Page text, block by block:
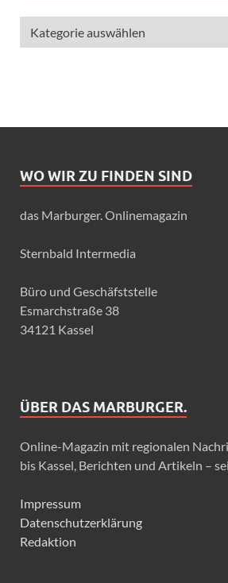
WO WIR ZU FINDEN SIND
das Marburger. Onlinemagazin
Sternbald Intermedia
Büro und Geschäfststelle
Esmarchstraße 38
34121 Kassel
ÜBER DAS MARBURGER.
Online-Magazin mit regionalen
bis Kassel, Berichten und Artikeln –
Impressum
Datenschutzerklärung
Redaktion